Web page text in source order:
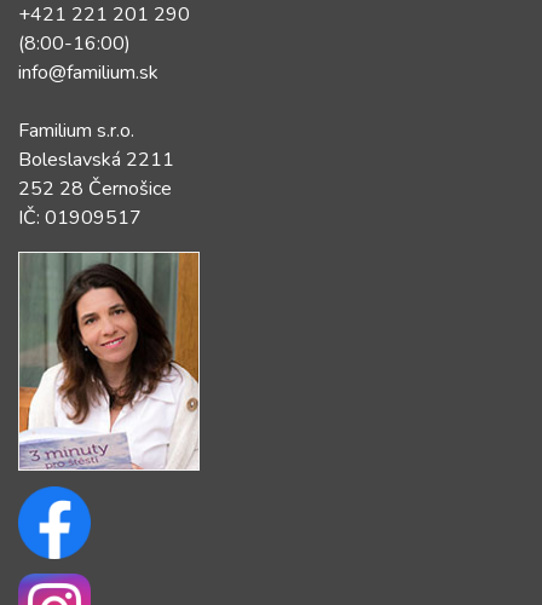
+421 221 201 290
(8:00-16:00)
info@familium.sk
Familium s.r.o.
Boleslavská 2211
252 28 Černošice
IČ: 01909517